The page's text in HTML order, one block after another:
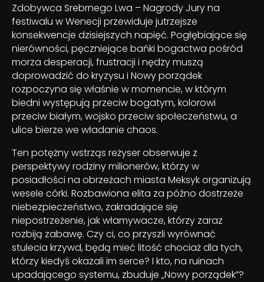
Zdobywca Srebrnego Lwa – Nagrody Jury na
festiwalu w Wenecji przewiduje jutrzejsze
konsekwencje dzisiejszych napięć. Pogłębiające się
nierówności, pęczniejące bańki bogactwa pośród
morza desperacji, frustracji i nędzy muszą
doprowadzić do kryzysu i Nowy porządek
rozpoczyna się właśnie w momencie, w którym
biedni występują przeciw bogatym, kolorowi
przeciw białym, wojsko przeciw społeczeństwu, a
ulice bierze we władanie chaos.
Ten potężny wstrząs reżyser obserwuje z
perspektywy rodziny milionerów, którzy w
posiadłości na obrzeżach miasta Meksyk organizują
wesele córki. Rozbawiona elita za późno dostrzeże
niebezpieczeństwo, zakradające się
niepostrzeżenie, jak włamywacze, którzy zaraz
rozbiją zabawę. Czy ci, co przyszli wyrównać
stulecia krzywd, będą mieć litość chociaż dla tych,
którzy kiedyś okazali im serce? I kto, na ruinach
upadającego systemu, zbuduje „Nowy porządek”?